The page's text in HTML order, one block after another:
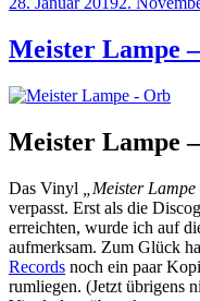
Meister Lampe
Meister Lampe
Das Vinyl „Meister
verpasst. Erst als die
erreichten, wurde ich auf
aufmerksam. Zum Glück
Records noch ein paar
rumliegen. (Jetzt übrigens